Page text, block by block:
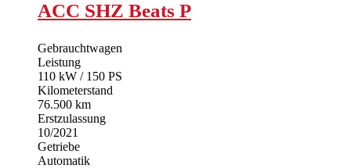
ACC SHZ Beats P
Gebrauchtwagen
Leistung
110 kW / 150 PS
Kilometerstand
76.500 km
Erstzulassung
10/2021
Getriebe
Automatik